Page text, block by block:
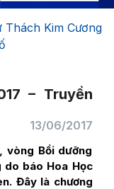
Thách Kim Cương
– Truyền
13/06/2017
vòng Bồi dưỡng
do báo Hoa Học
Đây là chương